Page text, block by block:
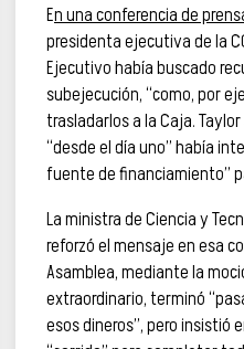
En una conferencia de
presidenta ejecutiva de la
Ejecutivo había buscado
subejecución, “como, por
trasladarlos a la Caja.
“desde el día uno” había
fuente de financiamiento”
La ministra de Ciencia y
reforzó el mensaje en esa
Asamblea, mediante la
extraordinario, terminó
esos dineros”, pero insistió